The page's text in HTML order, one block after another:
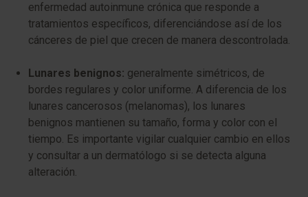
enfermedad autoinmune crónica que responde a
tratamientos específicos, diferenciándose así de los
cánceres de piel que crecen de manera descontrolada.
Lunares benignos: generalmente simétricos, de
bordes regulares y color uniforme. A diferencia de los
lunares cancerosos (melanomas), los lunares
benignos mantienen su tamaño, forma y color con el
tiempo. Es importante vigilar cualquier cambio en ellos
y consultar a un dermatólogo si se detecta alguna
alteración.